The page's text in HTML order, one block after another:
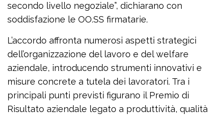
secondo livello negoziale”, dichiarano con
soddisfazione le OO.SS firmatarie.
L’accordo affronta numerosi aspetti strategici
dell’organizzazione del lavoro e del welfare
aziendale, introducendo strumenti innovativi e
misure concrete a tutela dei lavoratori. Tra i
principali punti previsti figurano il Premio di
Risultato aziendale legato a produttività, qualità